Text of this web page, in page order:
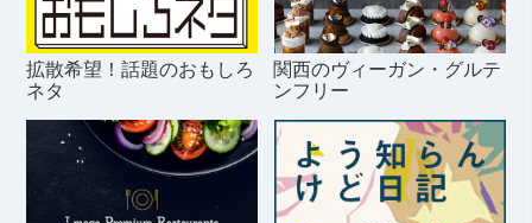
拡散希望！話題のおもしろ
ネタ
関西のヴィーガン・グルテ
ンフリー